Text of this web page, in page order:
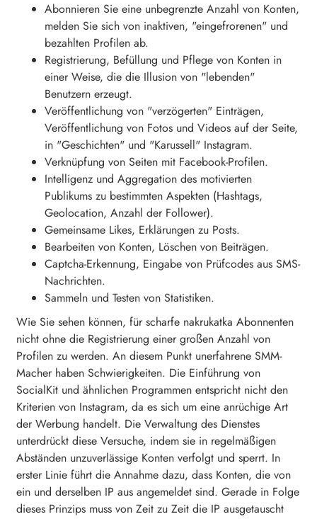
Abonnieren Sie eine unbegrenzte Anzahl von Konten,
melden Sie sich von inaktiven, "eingefrorenen" und
bezahlten Profilen ab.
Registrierung, Befüllung und Pflege von Konten in
einer Weise, die die Illusion von "lebenden"
Benutzern erzeugt.
Veröffentlichung von "verzögerten" Einträgen,
Veröffentlichung von Fotos und Videos auf der Seite,
in "Geschichten" und "Karussell" Instagram.
Verknüpfung von Seiten mit Facebook-Profilen.
Intelligenz und Aggregation des motivierten
Publikums zu bestimmten Aspekten (Hashtags,
Geolocation, Anzahl der Follower).
Gemeinsame Likes, Erklärungen zu Posts.
Bearbeiten von Konten, Löschen von Beiträgen.
Captcha-Erkennung, Eingabe von Prüfcodes aus SMS-
Nachrichten.
Sammeln und Testen von Statistiken.
Wie Sie sehen können, für scharfe nakrukatka Abonnenten
nicht ohne die Registrierung einer großen Anzahl von
Profilen zu werden. An diesem Punkt unerfahrene SMM-
Macher haben Schwierigkeiten. Die Einführung von
SocialKit und ähnlichen Programmen entspricht nicht den
Kriterien von Instagram, da es sich um eine anrüchige Art
der Werbung handelt. Die Verwaltung des Dienstes
unterdrückt diese Versuche, indem sie in regelmäßigen
Abständen unzuverlässige Konten verfolgt und sperrt. In
erster Linie führt die Annahme dazu, dass Konten, die von
ein und derselben IP aus angemeldet sind. Gerade in Folge
dieses Prinzips muss von Zeit zu Zeit die IP ausgetauscht